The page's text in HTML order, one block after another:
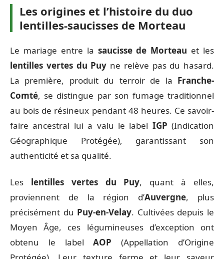
Les origines et l’histoire du duo
lentilles-saucisses de Morteau
Le mariage entre la saucisse de Morteau et les
lentilles vertes du Puy ne relève pas du hasard.
La première, produit du terroir de la Franche-
Comté, se distingue par son fumage traditionnel
au bois de résineux pendant 48 heures. Ce savoir-
faire ancestral lui a valu le label IGP (Indication
Géographique Protégée), garantissant son
authenticité et sa qualité.
Les lentilles vertes du Puy, quant à elles,
proviennent de la région d’Auvergne, plus
précisément du Puy-en-Velay. Cultivées depuis le
Moyen Âge, ces légumineuses d’exception ont
obtenu le labelAOP (Appellation d’Origine